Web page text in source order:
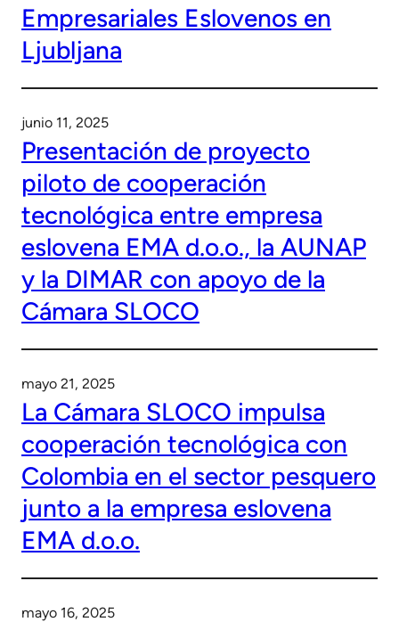
Empresariales Eslovenos en
Ljubljana
junio 11, 2025
Presentación de proyecto
piloto de cooperación
tecnológica entre empresa
eslovena EMA d.o.o., la AUNAP
y la DIMAR con apoyo de la
Cámara SLOCO
mayo 21, 2025
La Cámara SLOCO impulsa
cooperación tecnológica con
Colombia en el sector pesquero
junto a la empresa eslovena
EMA d.o.o.
mayo 16, 2025